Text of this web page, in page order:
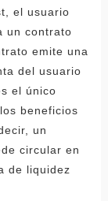
el usuario
un contrato
emite una
del usuario
el único
beneficios
un
circular en
de liquidez